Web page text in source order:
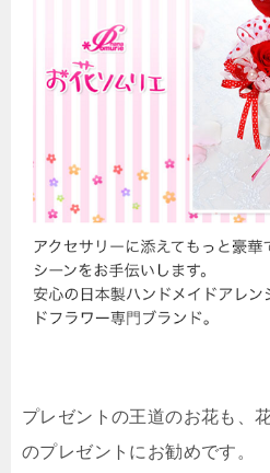
プレゼントの王道のお花も、
のプレゼントにお勧めです。